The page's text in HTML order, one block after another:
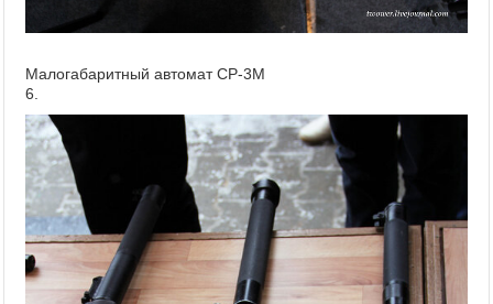
Малогабаритный автомат СР-3М
6.